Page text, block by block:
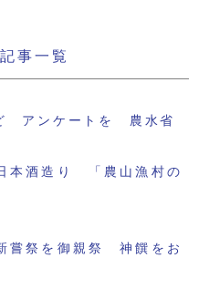
事一覧
アンケートを 農水省
本酒造り 「農山漁村の
嘗祭を御親祭 神饌をお